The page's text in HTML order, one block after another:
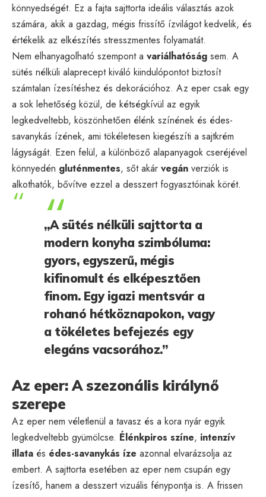
könnyedségét. Ez a fajta sajttorta ideális választás azok
számára, akik a gazdag, mégis frissítő ízvilágot kedvelik, és
értékelik az elkészítés stresszmentes folyamatát.
Nem elhanyagolható szempont a variálhatóság sem. A
sütés nélküli alaprecept kiváló kiindulópontot biztosít
számtalan ízesítéshez és dekorációhoz. Az eper csak egy
a sok lehetőség közül, de kétségkívül az egyik
legkedveltebb, köszönhetően élénk színének és édes-
savanykás ízének, ami tökéletesen kiegészíti a sajtkrém
lágyságát. Ezen felül, a különböző alapanyagok cseréjével
könnyedén gluténmentes, sőt akár vegán verziók is
alkothatók, bővítve ezzel a desszert fogyasztóinak körét.
„A sütés nélküli sajttorta a
modern konyha szimbóluma:
gyors, egyszerű, mégis
kifinomult és elképesztően
finom. Egy igazi mentsvár a
rohanó hétköznapokon, vagy
a tökéletes befejezés egy
elegáns vacsorához.”
Az eper: A szezonális királynő
szerepe
Az eper nem véletlenül a tavasz és a kora nyár egyik
legkedveltebb gyümölcse. Élénkpiros színe, intenzív
illata és édes-savanykás íze azonnal elvarázsolja az
embert. A sajttorta esetében az eper nem csupán egy
ízesítő, hanem a desszert vizuális fénypontja is. A frissen